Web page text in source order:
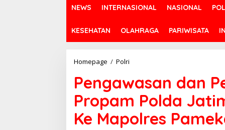
NEWS INTERNASIONAL NASIONAL
KESEHATAN OLAHRAGA PARIWISATA
Homepage / Polri
n
g
a
w
a
s
Pengawasan dan
Propam Polda
Ke Mapolres